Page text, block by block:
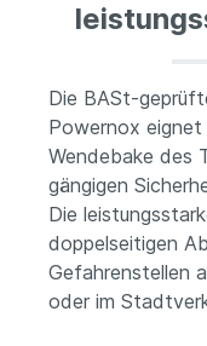
Die BASt-
Powernox eignet
Wendebake des
gängigen
Die
doppelseitigen
Gefahrenstellen
oder im